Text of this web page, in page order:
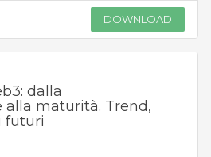
DOWNLOAD
dalla
maturità. Trend,
futuri